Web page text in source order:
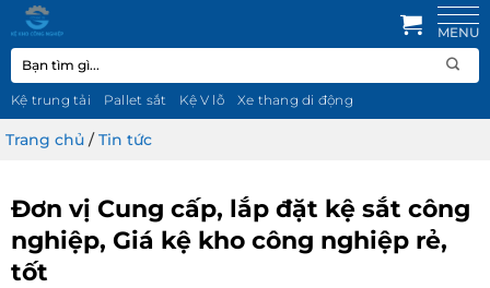
qua
nội
dung
Tìm
kiếm:
Kệ trung tải Pallet sắt Kệ V lỗ Xe thang di động
Trang chủ /Tin tức
Đơn vị Cung cấp, lắp đặt kệ sắt công
nghiệp, Giá kệ kho công nghiệp rẻ,
tốt